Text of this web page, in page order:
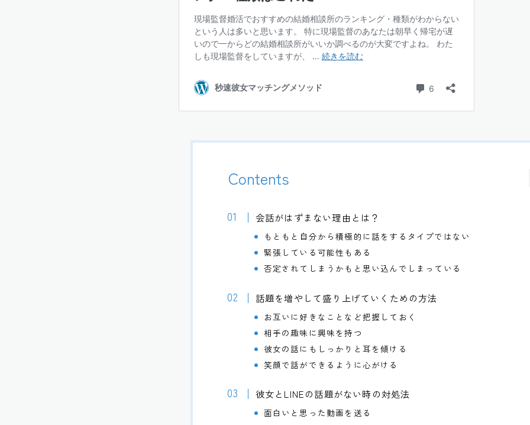
Contents
会話がはずまない理由とは？
もともと自分から積極的に話をするタイプではない
緊張している可能性もある
否定されてしまうかもと思い込んでしまっている
話題を増やして盛り上げていくための方法
お互いに好きなことなど把握しておく
相手の趣味に興味を持つ
彼女の話にもしっかりと耳を傾ける
笑顔で話ができるように心がける
彼女とLINEの話題がない時の対処法
面白いと思った動画を送る